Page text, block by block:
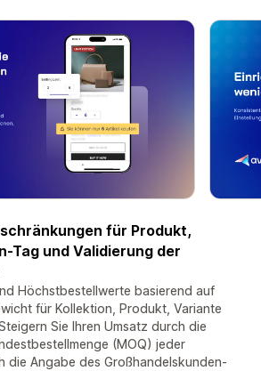
für Produkt,
Tag und Validierung der
Höchstbestellwerte basierend auf
für Kollektion, Produkt, Variante
Sie Ihren Umsatz durch die
(MOQ) jeder
die Angabe des Großhandelskunden-